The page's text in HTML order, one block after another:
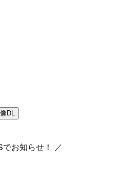
DL
お知らせ！ ／